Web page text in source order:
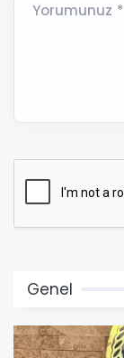
Yorumunuz *
Genel